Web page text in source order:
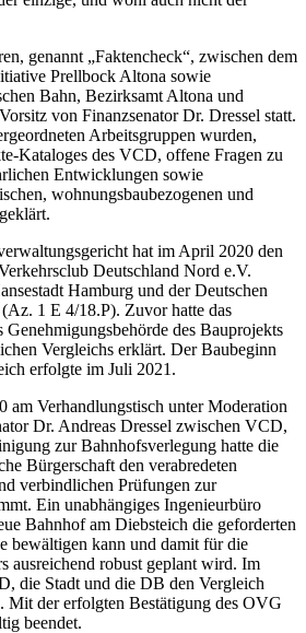
genannt „Faktencheck“, zwischen dem
Prellbock Altona sowie
Bahn, Bezirksamt Altona und
von Finanzsenator Dr. Dressel statt.
Arbeitsgruppen wurden,
Kataloges des VCD, offene Fragen zu
Entwicklungen sowie
wohnungsbaubezogenen und
hat im April 2020 den
Deutschland Nord e.V.
Hamburg und der Deutschen
1 E 4/18.P). Zuvor hatte das
Genehmigungsbehörde des Bauprojekts
Vergleichs erklärt. Der Baubeginn
erfolgte im Juli 2021.
am Verhandlungstisch unter Moderation
Dr. Andreas Dressel zwischen VCD,
zur Bahnhofsverlegung hatte die
Bürgerschaft den verabredeten
verbindlichen Prüfungen zur
Ein unabhängiges Ingenieurbüro
Bahnhof am Diebsteich die geforderten
bewältigen kann und damit für die
ausreichend robust geplant wird. Im
die Stadt und die DB den Vergleich
Mit der erfolgten Bestätigung des OVG
beendet.